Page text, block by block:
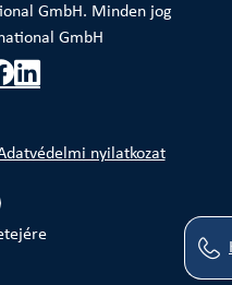
GmbH. Minden jog
GmbH
nyilatkozat